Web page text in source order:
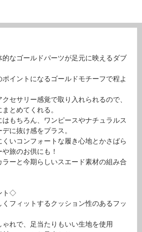
的なゴールドパーツが足元に映えるダブ
ポイントになるゴールドモチーフで程よ
クセサリー感覚で取り入れられるので、
とめてくれる。
はもちろん、ワンピースやナチュラルス
に抜け感をプラス。
くいコンフォートな履き心地とかさばら
旅のお供にも！
ラーと今期らしいスエード素材の組み合
ト◇
くフィットするクッション性のあるフッ
ゃれで、足当たりもいい生地を使用